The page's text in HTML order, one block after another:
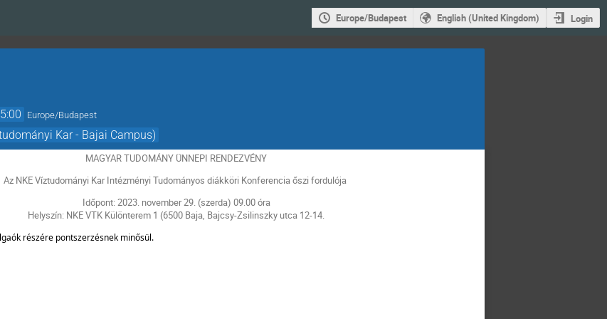
Europe/Budapest English (United Kingdom) Login
Europe/Budapest
Kar - Bajai Campus)
MAGYAR TUDOMÁNY ÜNNEPI RENDEZVÉNY
Az NKE Víztudományi Kar Intézményi Tudományos diákköri Konferencia őszi fordulója
Időpont: 2023. november 29. (szerda) 09.00 óra
Helyszín: NKE VTK Különterem 1 (6500 Baja, Bajcsy-Zsilinszky utca 12-14.
részére pontszerzésnek minősül.